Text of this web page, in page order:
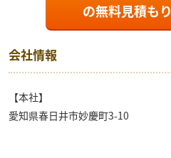
の無料見積もり
会社情報
【本社】
愛知県春日井市妙慶町3-10